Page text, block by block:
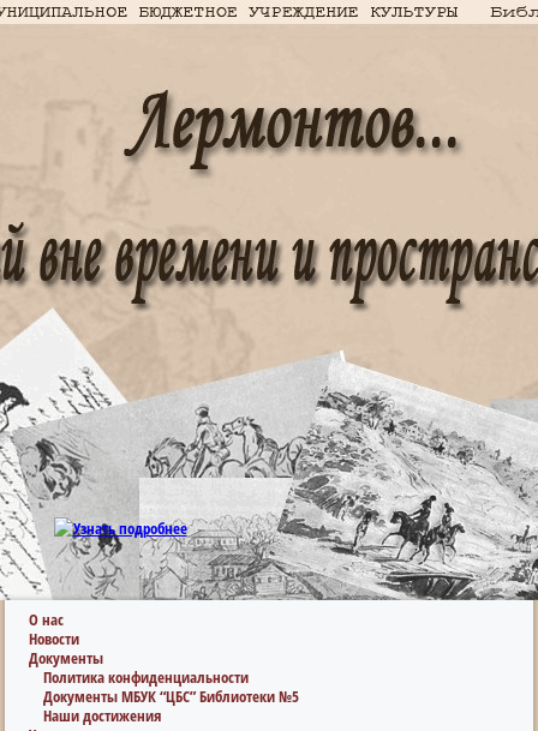
О нас
Новости
Документы
Политика конфиденциальности
Документы МБУК “ЦБС” Библиотеки №5
Наши достижения